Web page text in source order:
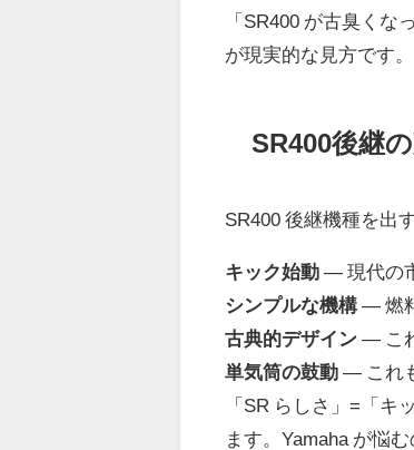
「SR400 が古臭く
が現実的な見方です。
SR400後継
SR400 後継機種を出
キック始動 ― 現代の
シンプルな機構 ― 燃
古典的デザイン ― こ
単気筒の鼓動 ― これ
「SR らしさ」=「キ
ます。Yamaha が悩